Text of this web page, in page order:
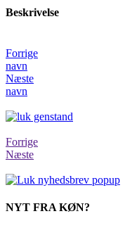
Beskrivelse
Forrige
navn
Næste
navn
Forrige
Næste
NYT FRA KØN?